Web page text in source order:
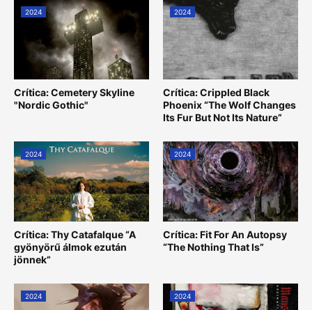
2024
Crítica: Cemetery Skyline
"Nordic Gothic"
2024
Crítica: Crippled Black
Phoenix “The Wolf Changes
Its Fur But Not Its Nature”
2024
Crítica: Thy Catafalque “A
gyönyörű álmok ezután
jönnek”
2024
Crítica: Fit For An Autopsy
“The Nothing That Is”
2024 2024